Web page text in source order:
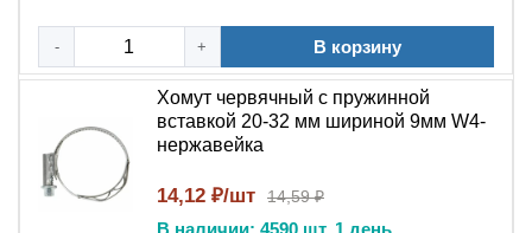
- + В корзину
Хомут червячный с пружинной
вставкой 20-32 мм шириной 9мм W4-
нержавейка
14,12 ₽/шт 14,59 ₽
В наличии: 4590 шт, 1 день